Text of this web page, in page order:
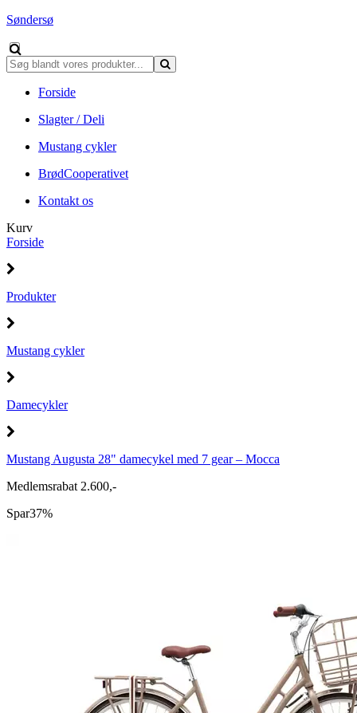
Søndersø
Forside
Slagter / Deli
Mustang cykler
BrødCooperativet
Kontakt os
Kurv
Forside
Produkter
Mustang cykler
Damecykler
Mustang Augusta 28" damecykel med 7 gear – Mocca
Medlemsrabat 2.600,-
Spar37%